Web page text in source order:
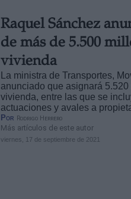
Raquel Sánchez
de más de 5.500
vivienda
La ministra de Transportes,
anunciado que asignará
vivienda, entre las que se
actuaciones y avales a
Por Rodrigo Herrero
Más artículos de este autor
viernes, 17 de septiembre de 2021